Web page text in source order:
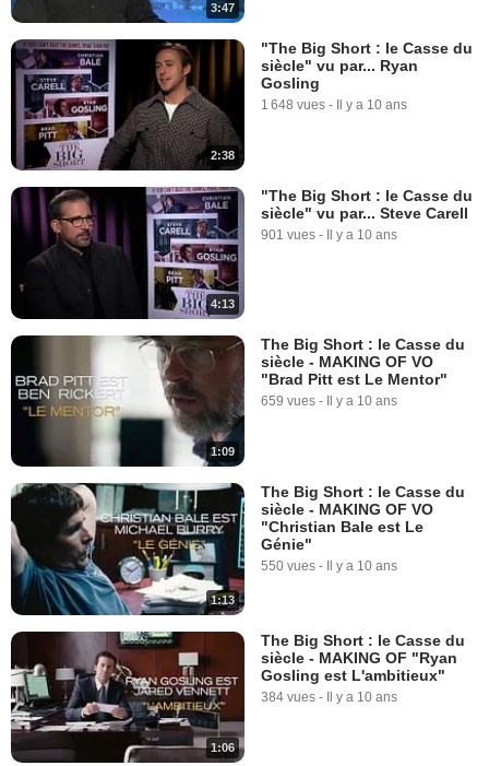
3:47
2:38
"The Big Short : le Casse du
siècle" vu par... Ryan
Gosling
1 648 vues - Il y a 10 ans
4:13
"The Big Short : le Casse du
siècle" vu par... Steve Carell
901 vues - Il y a 10 ans
1:09
The Big Short : le Casse du
siècle - MAKING OF VO
"Brad Pitt est Le Mentor"
659 vues - Il y a 10 ans
1:13
The Big Short : le Casse du
siècle - MAKING OF VO
"Christian Bale est Le
Génie"
550 vues - Il y a 10 ans
1:06
The Big Short : le Casse du
siècle - MAKING OF "Ryan
Gosling est L'ambitieux"
384 vues - Il y a 10 ans